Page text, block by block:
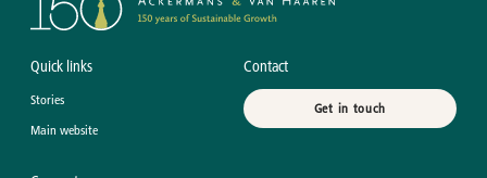
Quick links
Stories
Main website
Contact
Get in touch